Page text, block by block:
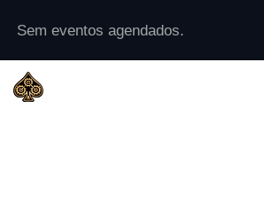
Sem eventos agendados.